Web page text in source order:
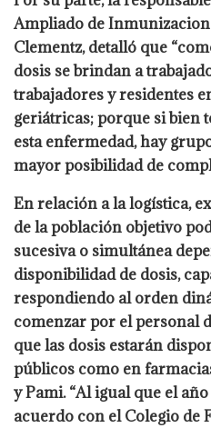
Ampliado de
Clementz, detalló que
dosis se brindan a
trabajadores y residentes
geriátricas; porque si bien
esta enfermedad, hay
mayor posibilidad de
En relación a la logística,
de la población objetivo
sucesiva o simultánea
disponibilidad de dosis,
respondiendo al orden
comenzar por el personal
que las dosis estarán
públicos como en
y Pami. “Al igual que el
acuerdo con el Colegio de